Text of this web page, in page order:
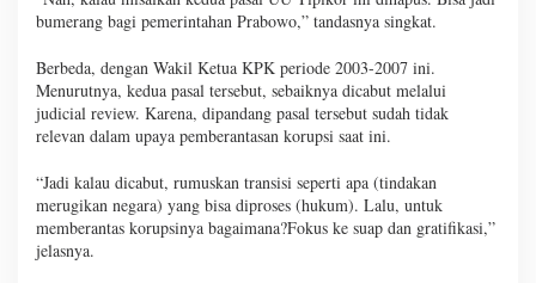
bumerang bagi pemerintahan Prabowo,” tandasnya singkat.
Berbeda, dengan Wakil Ketua KPK periode 2003-2007 ini.
Menurutnya, kedua pasal tersebut, sebaiknya dicabut melalui
judicial review. Karena, dipandang pasal tersebut sudah tidak
relevan dalam upaya pemberantasan korupsi saat ini.
“Jadi kalau dicabut, rumuskan transisi seperti apa (tindakan
merugikan negara) yang bisa diproses (hukum). Lalu, untuk
memberantas korupsinya bagaimana?Fokus ke suap dan gratifikasi,”
jelasnya.